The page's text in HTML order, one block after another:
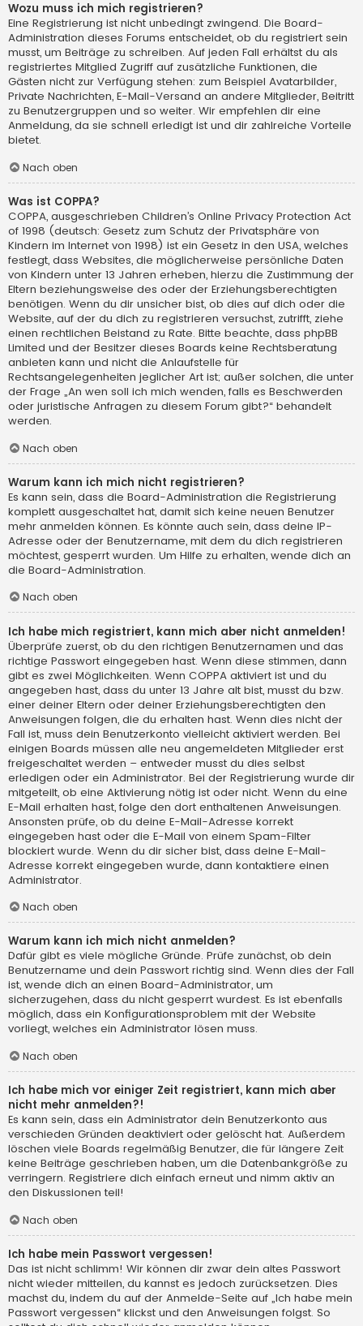
Wozu muss ich mich registrieren?
Eine Registrierung ist nicht unbedingt zwingend. Die Board-
Administration dieses Forums entscheidet, ob du registriert sein
musst, um Beiträge zu schreiben. Auf jeden Fall erhältst du als
registriertes Mitglied Zugriff auf zusätzliche Funktionen, die
Gästen nicht zur Verfügung stehen: zum Beispiel Avatarbilder,
Private Nachrichten, E-Mail-Versand an andere Mitglieder, Beitritt
zu Benutzergruppen und so weiter. Wir empfehlen dir eine
Anmeldung, da sie schnell erledigt ist und dir zahlreiche Vorteile
bietet.
Nach oben
Was ist COPPA?
COPPA, ausgeschrieben Children’s Online Privacy Protection Act
of 1998 (deutsch: Gesetz zum Schutz der Privatsphäre von
Kindern im Internet von 1998) ist ein Gesetz in den USA, welches
festlegt, dass Websites, die möglicherweise persönliche Daten
von Kindern unter 13 Jahren erheben, hierzu die Zustimmung der
Eltern beziehungsweise des oder der Erziehungsberechtigten
benötigen. Wenn du dir unsicher bist, ob dies auf dich oder die
Website, auf der du dich zu registrieren versuchst, zutrifft, ziehe
einen rechtlichen Beistand zu Rate. Bitte beachte, dass phpBB
Limited und der Besitzer dieses Boards keine Rechtsberatung
anbieten kann und nicht die Anlaufstelle für
Rechtsangelegenheiten jeglicher Art ist; außer solchen, die unter
der Frage „An wen soll ich mich wenden, falls es Beschwerden
oder juristische Anfragen zu diesem Forum gibt?“ behandelt
werden.
Nach oben
Warum kann ich mich nicht registrieren?
Es kann sein, dass die Board-Administration die Registrierung
komplett ausgeschaltet hat, damit sich keine neuen Benutzer
mehr anmelden können. Es könnte auch sein, dass deine IP-
Adresse oder der Benutzername, mit dem du dich registrieren
möchtest, gesperrt wurden. Um Hilfe zu erhalten, wende dich an
die Board-Administration.
Nach oben
Ich habe mich registriert, kann mich aber nicht anmelden!
Überprüfe zuerst, ob du den richtigen Benutzernamen und das
richtige Passwort eingegeben hast. Wenn diese stimmen, dann
gibt es zwei Möglichkeiten. Wenn COPPA aktiviert ist und du
angegeben hast, dass du unter 13 Jahre alt bist, musst du bzw.
einer deiner Eltern oder deiner Erziehungsberechtigten den
Anweisungen folgen, die du erhalten hast. Wenn dies nicht der
Fall ist, muss dein Benutzerkonto vielleicht aktiviert werden. Bei
einigen Boards müssen alle neu angemeldeten Mitglieder erst
freigeschaltet werden – entweder musst du dies selbst
erledigen oder ein Administrator. Bei der Registrierung wurde dir
mitgeteilt, ob eine Aktivierung nötig ist oder nicht. Wenn du eine
E-Mail erhalten hast, folge den dort enthaltenen Anweisungen.
Ansonsten prüfe, ob du deine E-Mail-Adresse korrekt
eingegeben hast oder die E-Mail von einem Spam-Filter
blockiert wurde. Wenn du dir sicher bist, dass deine E-Mail-
Adresse korrekt eingegeben wurde, dann kontaktiere einen
Administrator.
Nach oben
Warum kann ich mich nicht anmelden?
Dafür gibt es viele mögliche Gründe. Prüfe zunächst, ob dein
Benutzername und dein Passwort richtig sind. Wenn dies der Fall
ist, wende dich an einen Board-Administrator, um
sicherzugehen, dass du nicht gesperrt wurdest. Es ist ebenfalls
möglich, dass ein Konfigurationsproblem mit der Website
vorliegt, welches ein Administrator lösen muss.
Nach oben
Ich habe mich vor einiger Zeit registriert, kann mich aber
nicht mehr anmelden?!
Es kann sein, dass ein Administrator dein Benutzerkonto aus
verschieden Gründen deaktiviert oder gelöscht hat. Außerdem
löschen viele Boards regelmäßig Benutzer, die für längere Zeit
keine Beiträge geschrieben haben, um die Datenbankgröße zu
verringern. Registriere dich einfach erneut und nimm aktiv an
den Diskussionen teil!
Nach oben
Ich habe mein Passwort vergessen!
Das ist nicht schlimm! Wir können dir zwar dein altes Passwort
nicht wieder mitteilen, du kannst es jedoch zurücksetzen. Dies
machst du, indem du auf der Anmelde-Seite auf „Ich habe mein
Passwort vergessen“ klickst und den Anweisungen folgst. So